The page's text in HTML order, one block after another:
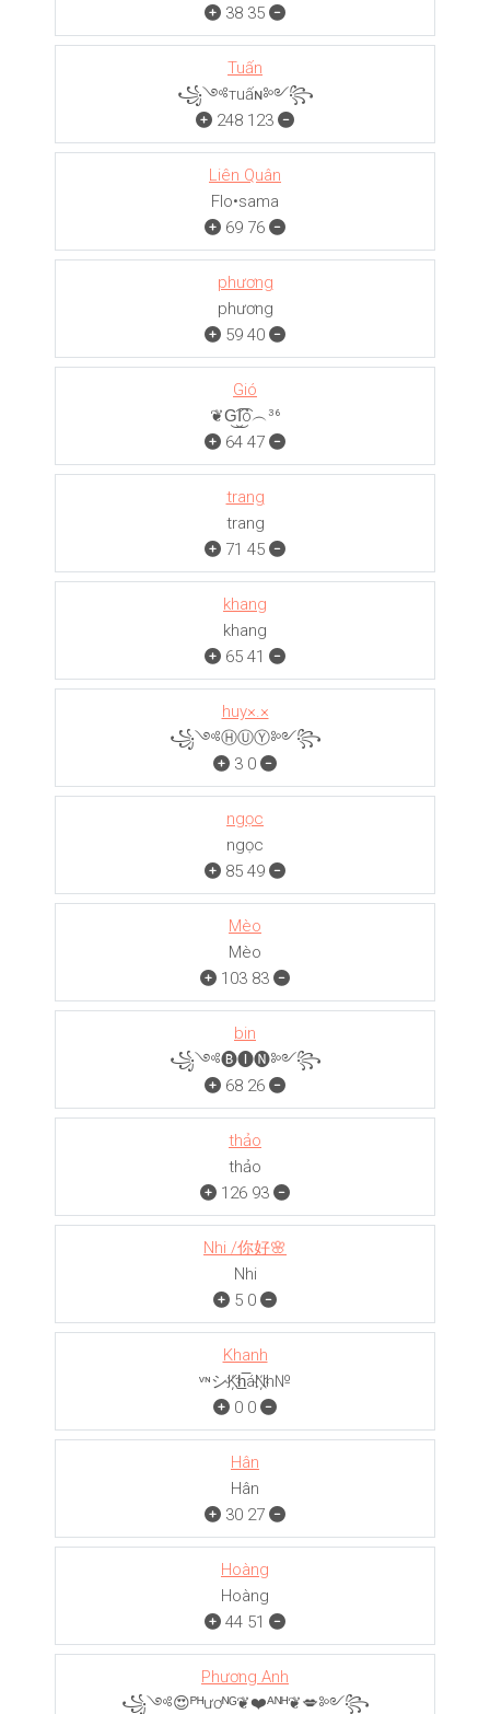
38 35
Tuấn
꧁༺тuấɴ༻꧂
248 123
Liên Quân
Flo•sama
69 76
phương
phương
59 40
Gió
❦G͜͡I͜͡ó︵³⁶
64 47
trang
trang
71 45
khang
khang
65 41
huy×.×
꧁༺ⒽⓊⓎ༻꧂
3 0
ngọc
ngọc
85 49
Mèo
Mèo
103 83
bin
꧁༺🅑🅘🅝༻꧂
68 26
thảo
thảo
126 93
Nhi /你好🌸
Nhi
5 0
Khanh
ᵛᶰシK҉h̲̅áN҉h№
0 0
Hân
Hân
30 27
Hoàng
Hoàng
44 51
Phương Anh
꧁༺😍ᴾᴴươᴺᴳ❦❤️ᴬᴺᴴ❦💋༻꧂